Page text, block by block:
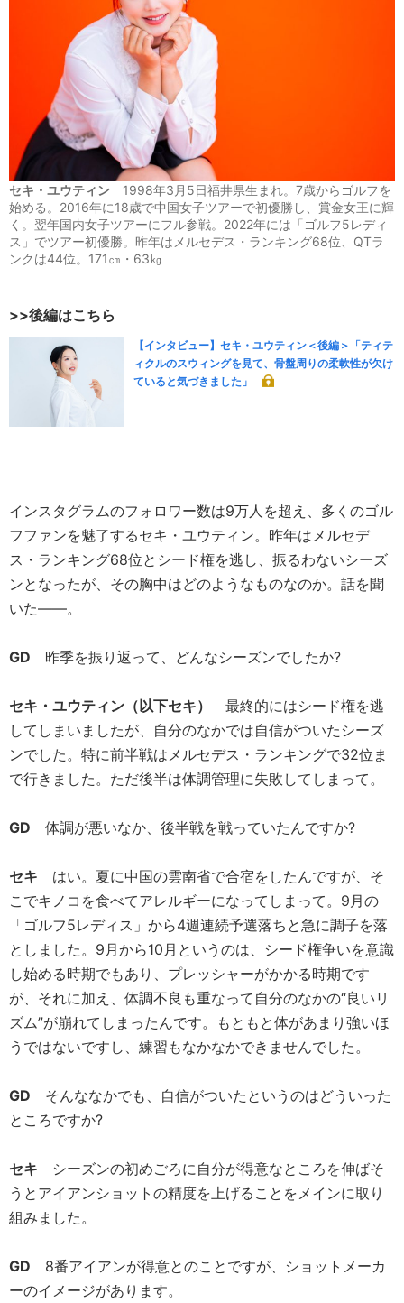
セキ・ユウティン 1998年3月5日福井県生まれ。7歳からゴルフを
始める。2016年に18歳で中国女子ツアーで初優勝し、賞金女王に輝
く。翌年国内女子ツアーにフル参戦。2022年には「ゴルフ5レディ
ス」でツアー初優勝。昨年はメルセデス・ランキング68位、QTラ
ンクは44位。171㎝・63㎏
>>後編はこちら
【インタビュー】セキ・ユウティン＜後編＞「ティテ
ィクルのスウィングを見て、骨盤周りの柔軟性が欠け
ていると気づきました」
インスタグラムのフォロワー数は9万人を超え、多くのゴル
フファンを魅了するセキ・ユウティン。昨年はメルセデ
ス・ランキング68位とシード権を逃し、振るわないシーズ
ンとなったが、その胸中はどのようなものなのか。話を聞
いた――。
GD 昨季を振り返って、どんなシーズンでしたか?
セキ・ユウティン（以下セキ）
最終的にはシード権を逃
してしまいましたが、自分のなかでは自信がついたシーズ
ンでした。特に前半戦はメルセデス・ランキングで32位ま
で行きました。ただ後半は体調管理に失敗してしまって。
GD 体調が悪いなか、後半戦を戦っていたんですか?
セキ はい。夏に中国の雲南省で合宿をしたんですが、そ
こでキノコを食べてアレルギーになってしまって。9月の
「ゴルフ5レディス」から4週連続予選落ちと急に調子を落
としました。9月から10月というのは、シード権争いを意識
し始める時期でもあり、プレッシャーがかかる時期です
が、それに加え、体調不良も重なって自分のなかの“良いリ
ズム”が崩れてしまったんです。もともと体があまり強いほ
うではないですし、練習もなかなかできませんでした。
GD そんななかでも、自信がついたというのはどういった
ところですか?
セキ シーズンの初めごろに自分が得意なところを伸ばそ
うとアイアンショットの精度を上げることをメインに取り
組みました。
GD 8番アイアンが得意とのことですが、ショットメーカ
ーのイメージがあります。